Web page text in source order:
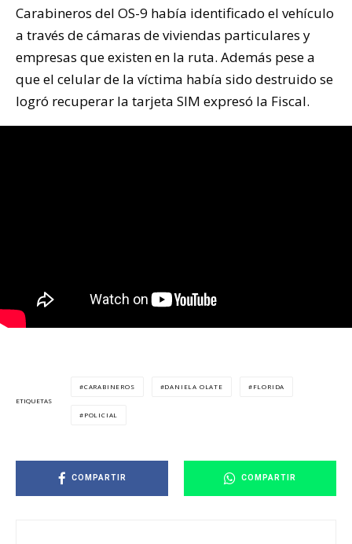
Carabineros del OS-9 había identificado el vehículo
a través de cámaras de viviendas particulares y
empresas que existen en la ruta. Además pese a
que el celular de la víctima había sido destruido se
logró recuperar la tarjeta SIM expresó la Fiscal.
ETIQUETAS
CARABINEROS DANIELA OLATE FLORIDA
POLICIAL
COMPARTIR COMPARTIR